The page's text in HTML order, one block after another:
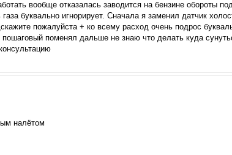
вообще отказалась заводится на бензине обороты
буквально игнорирует. Сначала я заменил датчик
пожалуйста + ко всему расход очень подрос
поменял дальше не знаю что делать куда
налётом